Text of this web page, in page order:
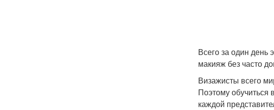
Всего за один день
макияж без часто
Визажисты всего
Поэтому обучиться
каждой